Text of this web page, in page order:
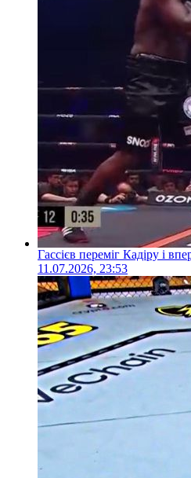
Гассієв переміг Кадіру і
11.07.2026, 23:53